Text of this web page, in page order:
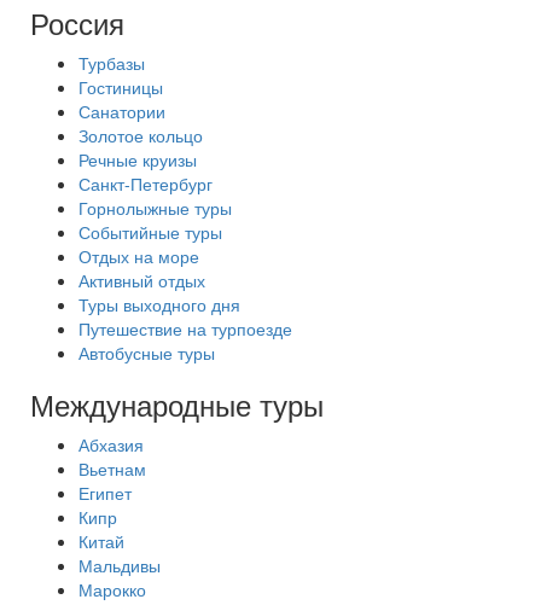
Россия
Турбазы
Гостиницы
Санатории
Золотое кольцо
Речные круизы
Санкт-Петербург
Горнолыжные туры
Событийные туры
Отдых на море
Активный отдых
Туры выходного дня
Путешествие на турпоезде
Автобусные туры
Международные туры
Абхазия
Вьетнам
Египет
Кипр
Китай
Мальдивы
Марокко